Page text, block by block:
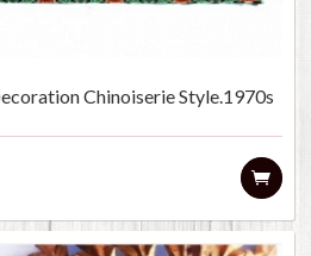
Chinoiserie Style.1970s